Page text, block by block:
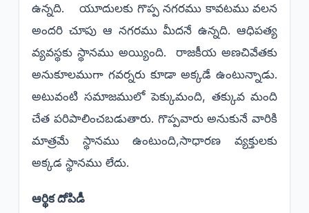
ఉన్నది. యూదులకు గొప్ప నగరము కావటము వలన
అందరి చూపు ఆ నగరము మీదనే ఉన్నది. ఆధిపత్య
వ్యవస్థకు స్థానము అయ్యింది. రాజకీయ అణచివేతకు
అనుకూలముగా గవర్నరు కూడా అక్కడే ఉంటున్నాడు.
అటువంటి సమాజములో పెక్కుమంది, తక్కువ మంది
చేత పరిపాలించబడుతారు. గొప్పవారు అనుకునే వారికి
మాత్రమే స్థానము ఉంటుంది,సాధారణ వ్యక్తులకు
అక్కడ స్థానము లేదు.
ఆర్థిక దోపిడీ